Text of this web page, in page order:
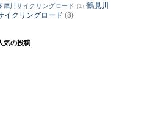
摩川サイクリングロード (1) 鶴見川
イクリングロード (8)
気の投稿